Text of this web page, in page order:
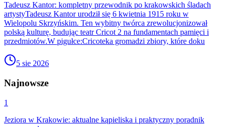
Tadeusz Kantor: kompletny przewodnik po krakowskich śladach
artystyTadeusz Kantor urodził się 6 kwietnia 1915 roku w
Wielopolu Skrzyńskim. Ten wybitny twórca zrewolucjonizował
polską kulturę, budując teatr Cricot 2 na fundamentach pamięci i
przedmiotów.W pigułce:Cricoteka gromadzi zbiory, które doku
5 sie 2026
Najnowsze
1
Jeziora w Krakowie: aktualne kąpieliska i praktyczny poradnik